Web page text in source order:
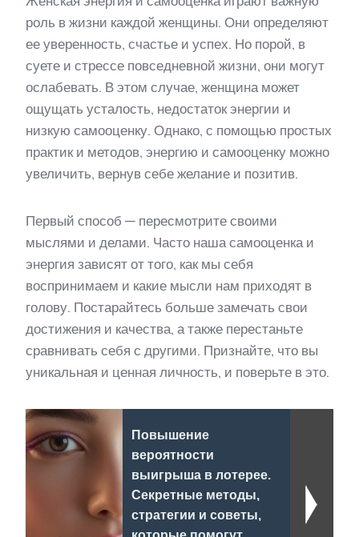
роль в жизни каждой женщины. Они определяют
ее уверенность, счастье и успех. Но порой, в
суете и стрессе повседневной жизни, они могут
ослабевать. В этом случае, женщина может
ощущать усталость, недостаток энергии и
низкую самооценку. Однако, с помощью простых
практик и методов, энергию и самооценку можно
увеличить, вернув себе желание и позитив.
Первый способ — пересмотрите своими
мыслями и делами. Часто наша самооценка и
энергия зависят от того, как мы себя
воспринимаем и какие мысли нам приходят в
голову. Постарайтесь больше замечать свои
достижения и качества, а также перестаньте
сравнивать себя с другими. Признайте, что вы
уникальная и ценная личность, и поверьте в это.
Повышение
вероятности
выигрыша в лотерее.
Секретные методы,
стратегии и советы,